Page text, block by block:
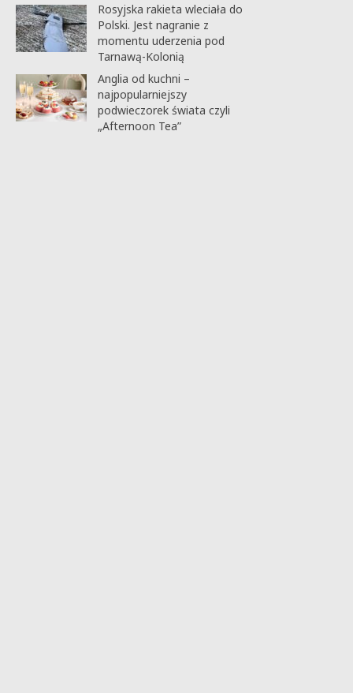
Rosyjska rakieta wleciała do
Polski. Jest nagranie z
momentu uderzenia pod
Tarnawą-Kolonią
Anglia od kuchni –
najpopularniejszy
podwieczorek świata czyli
„Afternoon Tea”